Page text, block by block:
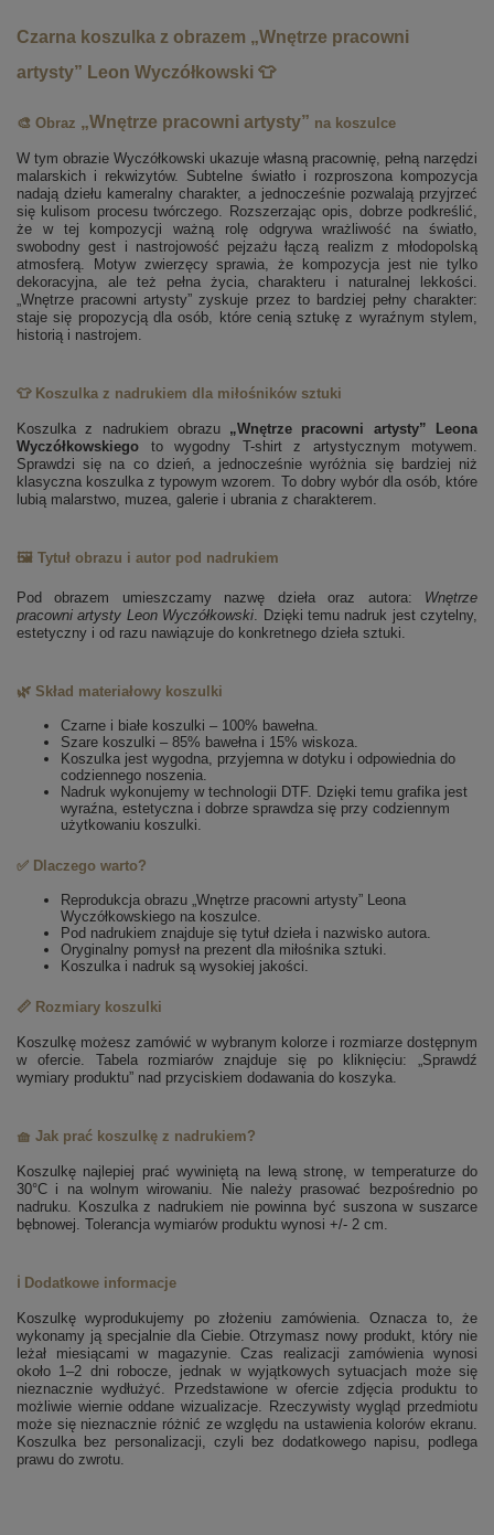
Czarna koszulka z obrazem „Wnętrze pracowni
artysty” Leon Wyczółkowski 👕
🎨 Obraz „Wnętrze pracowni artysty” na koszulce
W tym obrazie Wyczółkowski ukazuje własną pracownię, pełną narzędzi
malarskich i rekwizytów. Subtelne światło i rozproszona kompozycja
nadają dziełu kameralny charakter, a jednocześnie pozwalają przyjrzeć
się kulisom procesu twórczego. Rozszerzając opis, dobrze podkreślić,
że w tej kompozycji ważną rolę odgrywa wrażliwość na światło,
swobodny gest i nastrojowość pejzażu łączą realizm z młodopolską
atmosferą. Motyw zwierzęcy sprawia, że kompozycja jest nie tylko
dekoracyjna, ale też pełna życia, charakteru i naturalnej lekkości.
„Wnętrze pracowni artysty” zyskuje przez to bardziej pełny charakter:
staje się propozycją dla osób, które cenią sztukę z wyraźnym stylem,
historią i nastrojem.
👕 Koszulka z nadrukiem dla miłośników sztuki
Koszulka z nadrukiem obrazu „Wnętrze pracowni artysty” Leona
Wyczółkowskiego to wygodny T-shirt z artystycznym motywem.
Sprawdzi się na co dzień, a jednocześnie wyróżnia się bardziej niż
klasyczna koszulka z typowym wzorem. To dobry wybór dla osób, które
lubią malarstwo, muzea, galerie i ubrania z charakterem.
🖼️ Tytuł obrazu i autor pod nadrukiem
Pod obrazem umieszczamy nazwę dzieła oraz autora: Wnętrze
pracowni artysty Leon Wyczółkowski. Dzięki temu nadruk jest czytelny,
estetyczny i od razu nawiązuje do konkretnego dzieła sztuki.
🌿 Skład materiałowy koszulki
Czarne i białe koszulki – 100% bawełna.
Szare koszulki – 85% bawełna i 15% wiskoza.
Koszulka jest wygodna, przyjemna w dotyku i odpowiednia do
codziennego noszenia.
Nadruk wykonujemy w technologii DTF. Dzięki temu grafika jest
wyraźna, estetyczna i dobrze sprawdza się przy codziennym
użytkowaniu koszulki.
✅ Dlaczego warto?
Reprodukcja obrazu „Wnętrze pracowni artysty” Leona
Wyczółkowskiego na koszulce.
Pod nadrukiem znajduje się tytuł dzieła i nazwisko autora.
Oryginalny pomysł na prezent dla miłośnika sztuki.
Koszulka i nadruk są wysokiej jakości.
📏 Rozmiary koszulki
Koszulkę możesz zamówić w wybranym kolorze i rozmiarze dostępnym
w ofercie. Tabela rozmiarów znajduje się po kliknięciu: „Sprawdź
wymiary produktu” nad przyciskiem dodawania do koszyka.
🧺 Jak prać koszulkę z nadrukiem?
Koszulkę najlepiej prać wywiniętą na lewą stronę, w temperaturze do
30°C i na wolnym wirowaniu. Nie należy prasować bezpośrednio po
nadruku. Koszulka z nadrukiem nie powinna być suszona w suszarce
bębnowej. Tolerancja wymiarów produktu wynosi +/- 2 cm.
ℹ️ Dodatkowe informacje
Koszulkę wyprodukujemy po złożeniu zamówienia. Oznacza to, że
wykonamy ją specjalnie dla Ciebie. Otrzymasz nowy produkt, który nie
leżał miesiącami w magazynie. Czas realizacji zamówienia wynosi
około 1–2 dni robocze, jednak w wyjątkowych sytuacjach może się
nieznacznie wydłużyć. Przedstawione w ofercie zdjęcia produktu to
możliwie wiernie oddane wizualizacje. Rzeczywisty wygląd przedmiotu
może się nieznacznie różnić ze względu na ustawienia kolorów ekranu.
Koszulka bez personalizacji, czyli bez dodatkowego napisu, podlega
prawu do zwrotu.